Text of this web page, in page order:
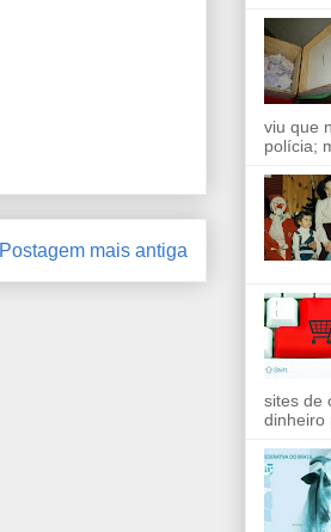
Postagem mais antiga
viu que
polícia;
sites de
dinheiro